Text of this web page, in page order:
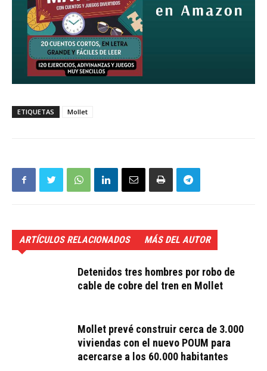
ETIQUETAS Mollet
ARTÍCULOS RELACIONADOS MÁS DEL AUTOR
Detenidos tres hombres por robo de
cable de cobre del tren en Mollet
Mollet prevé construir cerca de 3.000
viviendas con el nuevo POUM para
acercarse a los 60.000 habitantes